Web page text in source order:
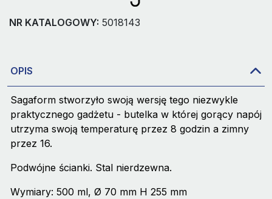
NR KATALOGOWY: 5018143
OPIS
Sagaform stworzyło swoją wersję tego niezwykle
praktycznego gadżetu - butelka w której gorący napój
utrzyma swoją temperaturę przez 8 godzin a zimny
przez 16.
Podwójne ścianki. Stal nierdzewna.
Wymiary: 500 ml, Ø 70 mm H 255 mm